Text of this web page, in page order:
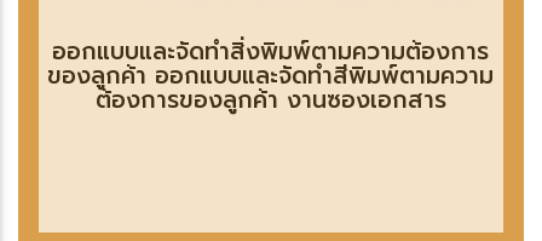
ออกแบบและจัดทำสิ่งพิมพ์ตามความต้องการ
ของลูกค้า ออกแบบและจัดทำสีพิมพ์ตามความ
ต้องการของลูกค้า งานซองเอกสาร